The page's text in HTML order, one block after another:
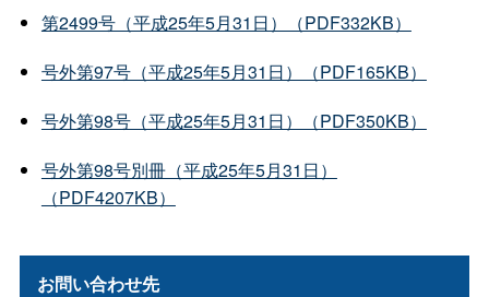
第2499号（平成25年5月31日）（PDF332KB）
号外第97号（平成25年5月31日）（PDF165KB）
号外第98号（平成25年5月31日）（PDF350KB）
号外第98号別冊（平成25年5月31日）
（PDF4207KB）
お問い合わせ先